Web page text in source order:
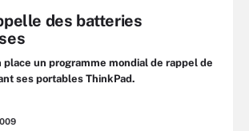
des batteries
place un programme mondial de rappel de
ses portables ThinkPad.